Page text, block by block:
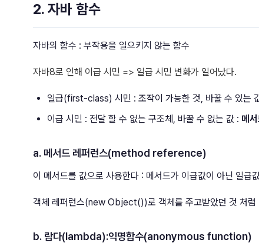
2. 자바 함수
자바의 함수 : 부작용을 일으키지 않는 함수
자바8로 인해 이급 시민 => 일급 시민 변화가 일어났다.
일급(first-class) 시민 : 조작이 가능한 것, 바꿀 수 있는
이급 시민 : 전달 할 수 없는 구조체, 바꿀 수 없는 값 : 메
a. 메서드 레퍼런스(method reference)
이 메서드를 값으로 사용한다 : 메서드가 이급값이 아닌 일급
객체 레퍼런스(new Object())로 객체를 주고받았던 것 처럼
b. 람다(lambda):익명함수(anonymous function)